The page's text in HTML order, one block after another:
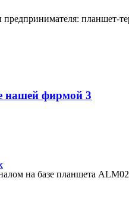
планшет-
нашей фирмой 3
на базе планшета